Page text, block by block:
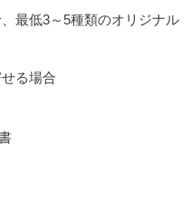
最低3～5種類のオリジナル
る場合